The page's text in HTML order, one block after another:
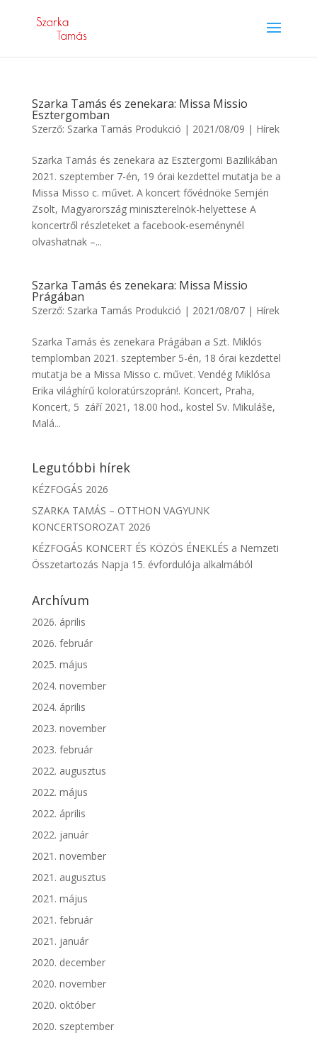
Szarka Tamás és zenekara: Missa Missio
Esztergomban
Szerző: Szarka Tamás Produkció | 2021/08/09 | Hírek
Szarka Tamás és zenekara az Esztergomi Bazilikában
2021. szeptember 7-én, 19 órai kezdettel mutatja be a
Missa Misso c. művet. A koncert fővédnöke Semjén
Zsolt, Magyarország miniszterelnök-helyettese A
koncertről részleteket a facebook-eseménynél
olvashatnak –...
Szarka Tamás és zenekara: Missa Missio
Prágában
Szerző: Szarka Tamás Produkció | 2021/08/07| Hírek
Szarka Tamás és zenekara Prágában a Szt. Miklós
templomban 2021. szeptember 5-én, 18 órai kezdettel
mutatja be a Missa Misso c. művet. Vendég Miklósa
Erika világhírű koloratúrszoprán!. Koncert, Praha,
Koncert, 5 září 2021, 18.00 hod., kostel Sv. Mikuláše,
Malá...
Legutóbbi hírek
KÉZFOGÁS 2026
SZARKA TAMÁS – OTTHON VAGYUNK
KONCERTSOROZAT 2026
KÉZFOGÁS KONCERT ÉS KÖZÖS ÉNEKLÉS a Nemzeti
Összetartozás Napja 15. évfordulója alkalmából
Archívum
2026. április
2026. február
2025. május
2024. november
2024. április
2023. november
2023. február
2022. augusztus
2022. május
2022. április
2022. január
2021. november
2021. augusztus
2021. május
2021. február
2021. január
2020. december
2020. november
2020. október
2020. szeptember